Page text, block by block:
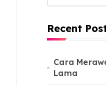
Recent
Cara
Lama